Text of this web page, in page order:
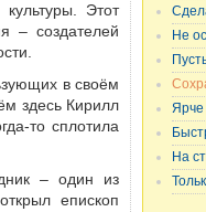
Этот
– создателей
в своём
здесь Кирилл
то сплотила
– один из
епископ
Не
На